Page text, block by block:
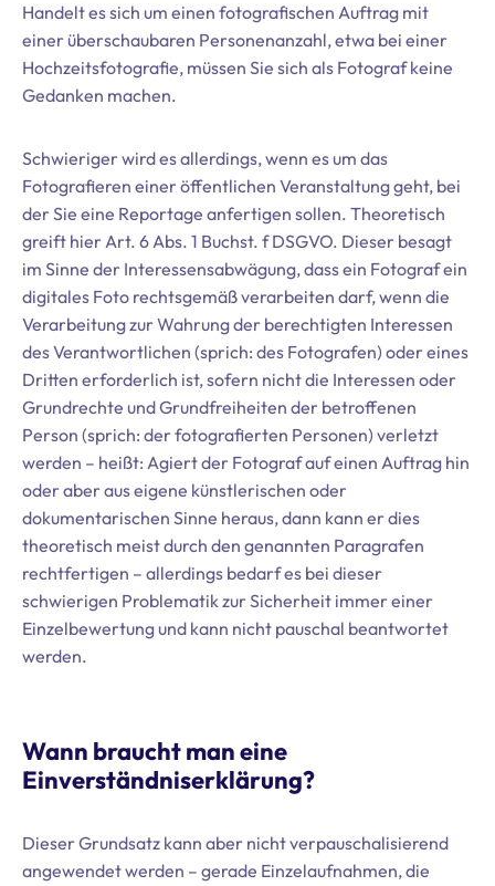
Handelt es sich um einen fotografischen Auftrag mit
einer überschaubaren Personenanzahl, etwa bei einer
Hochzeitsfotografie, müssen Sie sich als Fotograf keine
Gedanken machen.
Schwieriger wird es allerdings, wenn es um das
Fotografieren einer öffentlichen Veranstaltung geht, bei
der Sie eine Reportage anfertigen sollen. Theoretisch
greift hier Art. 6 Abs. 1 Buchst. f DSGVO. Dieser besagt
im Sinne der Interessensabwägung, dass ein Fotograf ein
digitales Foto rechtsgemäß verarbeiten darf, wenn die
Verarbeitung zur Wahrung der berechtigten Interessen
des Verantwortlichen (sprich: des Fotografen) oder eines
Dritten erforderlich ist, sofern nicht die Interessen oder
Grundrechte und Grundfreiheiten der betroffenen
Person (sprich: der fotografierten Personen) verletzt
werden – heißt: Agiert der Fotograf auf einen Auftrag hin
oder aber aus eigene künstlerischen oder
dokumentarischen Sinne heraus, dann kann er dies
theoretisch meist durch den genannten Paragrafen
rechtfertigen – allerdings bedarf es bei dieser
schwierigen Problematik zur Sicherheit immer einer
Einzelbewertung und kann nicht pauschal beantwortet
werden.
Wann braucht man eine
Einverständniserklärung?
Dieser Grundsatz kann aber nicht verpauschalisierend
angewendet werden – gerade Einzelaufnahmen, die